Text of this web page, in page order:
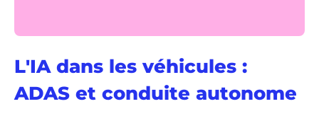
L'IA dans les véhicules :
ADAS et conduite autonome